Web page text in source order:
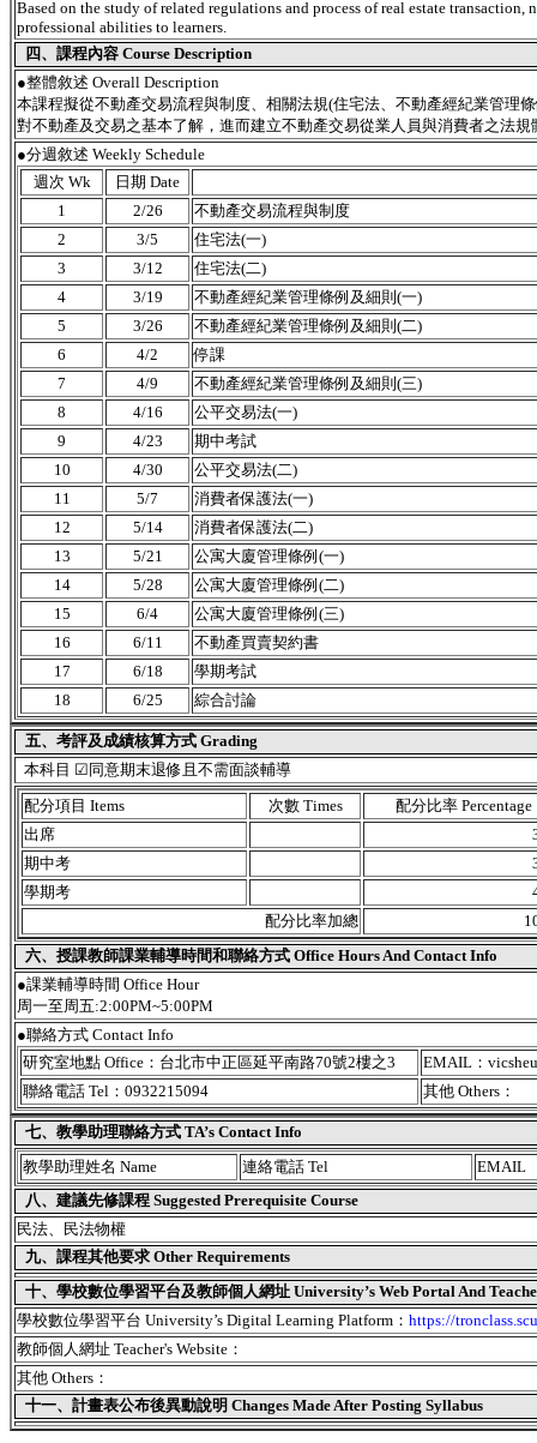
Based on the study of related regulations and process of real estate
professional abilities to learners.
四、課程內容 Course Description
●整體敘述 Overall Description
本課程擬從不動產交易流程與制度、相關法規(住宅法、不動產經紀業管理
對不動產及交易之基本了解，進而建立不動產交易從業人員與消費者之法
●分週敘述 Weekly Schedule
週次 Wk
日期 Date
1
2/26
不動產交易流程與制度
2
3/5
住宅法(一)
3
3/12
住宅法(二)
4
3/19
不動產經紀業管理條例及細則(一)
5
3/26
不動產經紀業管理條例及細則(二)
6
4/2
停課
7
4/9
不動產經紀業管理條例及細則(三)
8
4/16
公平交易法(一)
9
4/23
期中考試
10
4/30
公平交易法(二)
11
5/7
消費者保護法(一)
12
5/14
消費者保護法(二)
13
5/21
公寓大廈管理條例(一)
14
5/28
公寓大廈管理條例(二)
15
6/4
公寓大廈管理條例(三)
16
6/11
不動產買賣契約書
17
6/18
學期考試
18
6/25 綜合討論
五、考評及成績核算方式 Grading
本科目 ☑同意期末退修且不需面談輔導
配分項目 Items
次數 Times
配分比率 Percentage
出席
期中考
學期考
配分比率加總
六、授課教師課業輔導時間和聯絡方式 Office Hours And Contact Info
●課業輔導時間 Office Hour
周一至周五:2:00PM~5:00PM
●聯絡方式 Contact Info
研究室地點 Office：台北市中正區延平南路70號2樓之3
EMAIL：
聯絡電話 Tel：0932215094
其他 Others：
七、教學助理聯絡方式 TA’s Contact Info
教學助理姓名 Name
連絡電話 Tel
EMAIL
八、建議先修課程 Suggested Prerequisite Course
民法、民法物權
九、課程其他要求 Other Requirements
十、學校數位學習平台及教師個人網址 University’s Web Portal And
學校數位學習平台 University’s Digital Learning Platform： https://
教師個人網址 Teacher's Website：
其他 Others：
十一、 計畫表公布後異動說明 Changes Made After Posting Syllabus